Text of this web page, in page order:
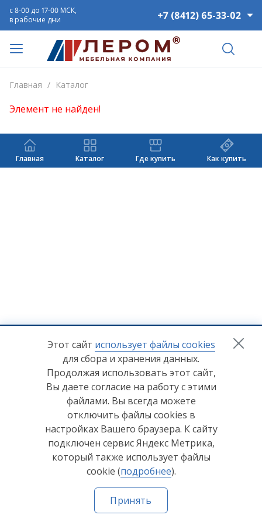
+7 (8412) 65-33-02
с 8-00 до 17-00 МСК,
в рабочие дни
Главная / Каталог
Элемент не найден!
Главная Каталог Где купить Как купить
+7 (8412) 65-33-00
info@lerom.ru
Согласие на обработку персональных данных
Политика конфиденциальности
Согласие на обработку персональных данных Яндекс
© ООО "Мебельная компания "Лером" 2026
Пенза-Онлайн
Этот сайт использует файлы cookies
для сбора и хранения данных.
Продолжая использовать этот сайт,
Вы даете согласие на работу с этими
файлами. Вы всегда можете
отключить файлы cookies в
настройках Вашего браузера. К сайту
подключен сервис Яндекс Метрика,
который также использует файлы
cookie (подробнее).
Принять